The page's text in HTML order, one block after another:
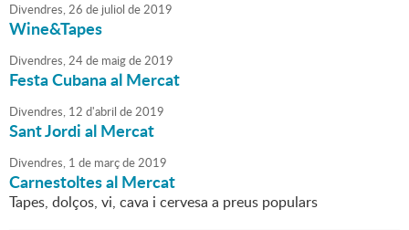
Divendres,26 de juliol de2019
Wine&Tapes
Divendres,24de maigde2019
Festa Cubana al Mercat
Divendres, 12 d'abril de2019
Sant Jordi al Mercat
Divendres, 1 de marçde2019
Carnestoltes al Mercat
Tapes, dolços, vi, cava i cervesa a preus populars